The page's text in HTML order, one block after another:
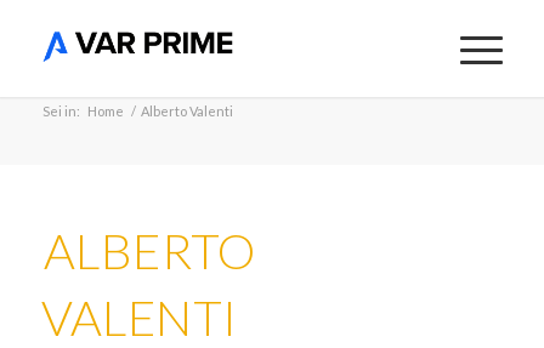
Sei in: Home / Alberto Valenti
ALBERTO
VALENTI